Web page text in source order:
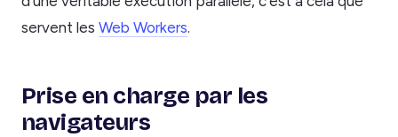
servent les Web Workers.
Prise en charge par les
navigateurs